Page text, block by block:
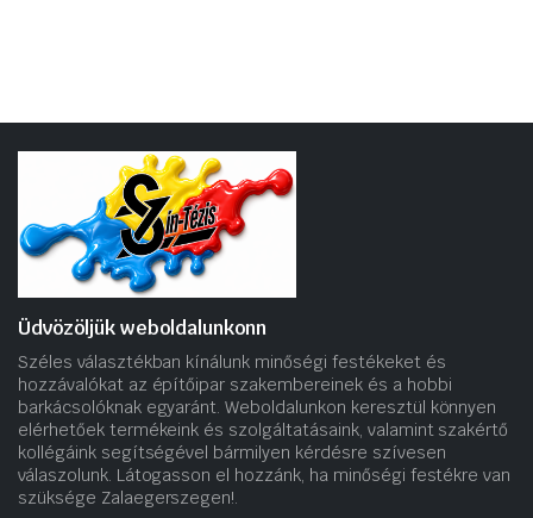
Üdvözöljük weboldalunkonn
Széles választékban kínálunk minőségi festékeket és
hozzávalókat az építőipar szakembereinek és a hobbi
barkácsolóknak egyaránt. Weboldalunkon keresztül könnyen
elérhetőek termékeink és szolgáltatásaink, valamint szakértő
kollégáink segítségével bármilyen kérdésre szívesen
válaszolunk. Látogasson el hozzánk, ha minőségi festékre van
szüksége Zalaegerszegen!.